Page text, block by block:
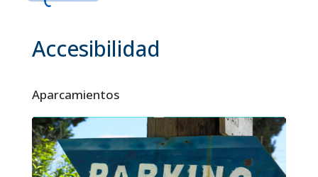
Accesibilidad
Aparcamientos